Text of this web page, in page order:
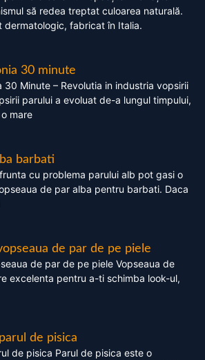
să redea treptat culoarea naturală.
dermatologic, fabricat în Italia.
30 minute
30 Minute – Revolutia in industria vopsirii
parului a evoluat de-a lungul timpului,
mare
barbati
cu problema parului alb pot gasi o
de par alba pentru barbati. Daca
de par de pe piele
de par de pe piele Vopseaua de
excelenta pentru a-ti schimba look-ul,
de pisica
de pisica Parul de pisica este o